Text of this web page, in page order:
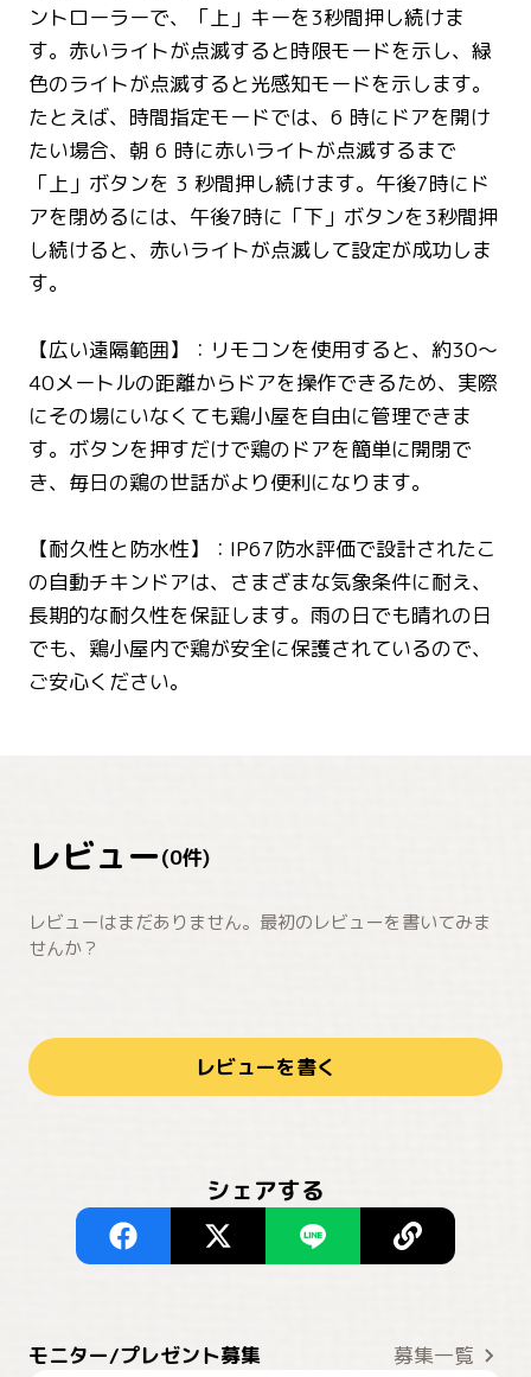
ントローラーで、「上」キーを3秒間押し続けま
す。赤いライトが点滅すると時限モードを示し、緑
色のライトが点滅すると光感知モードを示します。
たとえば、時間指定モードでは、6 時にドアを開け
たい場合、朝 6 時に赤いライトが点滅するまで
「上」ボタンを 3 秒間押し続けます。午後7時にド
アを閉めるには、午後7時に「下」ボタンを3秒間押
し続けると、赤いライトが点滅して設定が成功しま
す。
【広い遠隔範囲】：リモコンを使用すると、約30〜
40メートルの距離からドアを操作できるため、実際
にその場にいなくても鶏小屋を自由に管理できま
す。ボタンを押すだけで鶏のドアを簡単に開閉で
き、毎日の鶏の世話がより便利になります。
【耐久性と防水性】：IP67防水評価で設計されたこ
の自動チキンドアは、さまざまな気象条件に耐え、
長期的な耐久性を保証します。雨の日でも晴れの日
でも、鶏小屋内で鶏が安全に保護されているので、
ご安心ください。
レビュー(0件)
レビューはまだありません。最初のレビューを書いてみま
せんか？
レビューを書く
シェアする
モニター/プレゼント募集 募集一覧